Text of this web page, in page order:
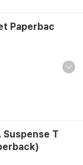
Paperbac
Suspense T